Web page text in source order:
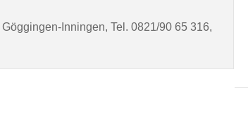
Inningen, Tel. 0821/90 65 316,